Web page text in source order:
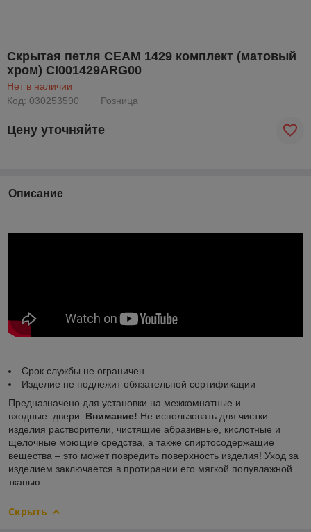
Скрытая петля CEAM 1429 комплект (матовый
хром) CI001429ARG00
Нет в наличии
Код: 030253590
Розница
Цену уточняйте
Описание
Срок службы не ограничен.
Изделие не подлежит обязательной сертификации
Предназначено для установки на межкомнатные и
входные двери. Внимание! Не использовать для чистки
изделия растворители, чистящие абразивные, кислотные и
щелочные моющие средства, а также спиртосодержащие
вещества – это может повредить поверхность изделия! Уход за
изделием заключается в протирании его мягкой полувлажной
тканью.
Скрыть